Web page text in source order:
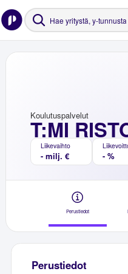
T:MI
Koulutuspalvelut
Liikevaihto
- milj. € - %
Perustiedot
Perustiedot